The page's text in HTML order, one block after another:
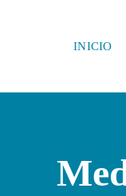
INICIO